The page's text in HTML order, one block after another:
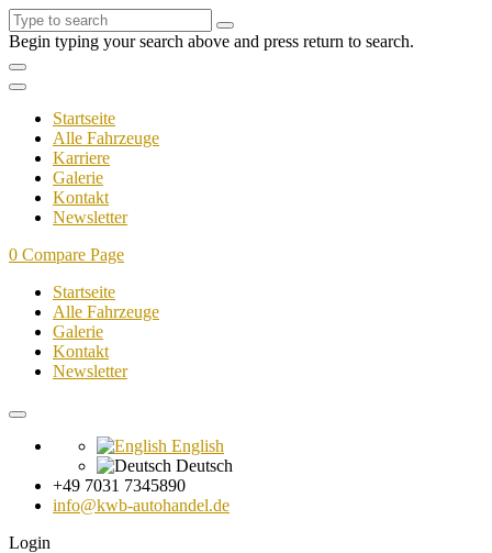
Begin typing your search above and press return to search.
Startseite
Alle Fahrzeuge
Karriere
Galerie
Kontakt
Newsletter
0 Compare Page
Startseite
Alle Fahrzeuge
Galerie
Kontakt
Newsletter
English
Deutsch
+49 7031 7345890
info@kwb-autohandel.de
Login